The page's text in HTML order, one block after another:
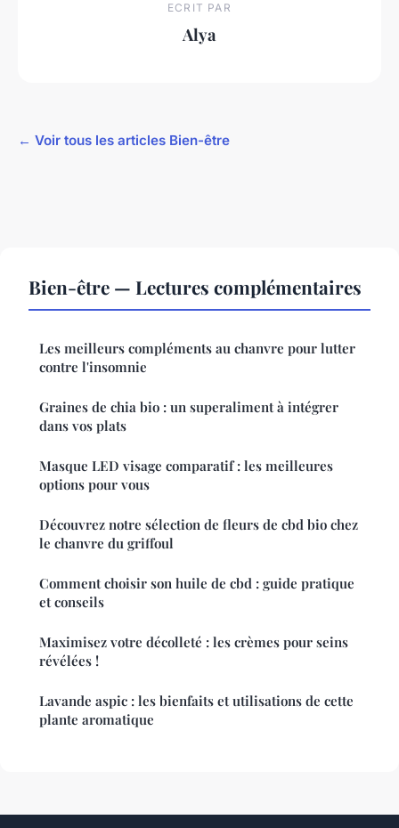
ECRIT PAR
Alya
← Voir tous les articles Bien-être
Bien-être — Lectures complémentaires
Les meilleurs compléments au chanvre pour lutter
contre l'insomnie
Graines de chia bio : un superaliment à intégrer
dans vos plats
Masque LED visage comparatif : les meilleures
options pour vous
Découvrez notre sélection de fleurs de cbd bio chez
le chanvre du griffoul
Comment choisir son huile de cbd : guide pratique
et conseils
Maximisez votre décolleté : les crèmes pour seins
révélées !
Lavande aspic : les bienfaits et utilisations de cette
plante aromatique